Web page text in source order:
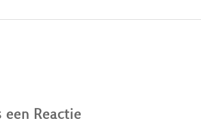
een Reactie